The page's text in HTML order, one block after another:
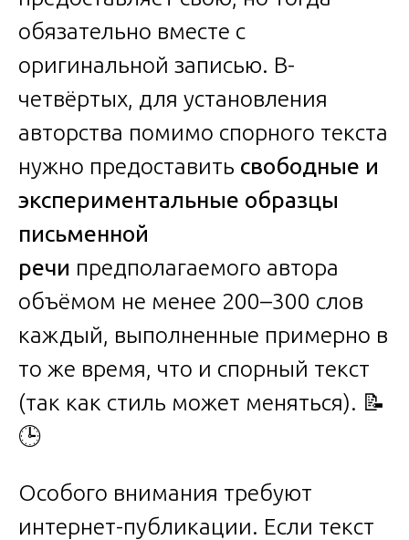
обязательно вместе с
оригинальной записью. В-
четвёртых, для установления
авторства помимо спорного текста
нужно предоставить свободные и
экспериментальные образцы
письменной
речи предполагаемого автора
объёмом не менее 200–300 слов
каждый, выполненные примерно в
то же время, что и спорный текст
(так как стиль может меняться). 📝
🕒
Особого внимания требуют
интернет-публикации. Если текст